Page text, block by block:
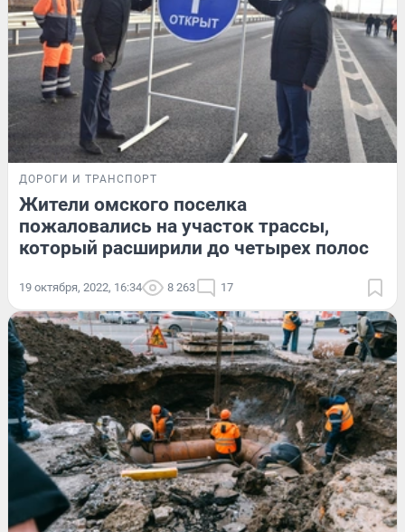
ДОРОГИ И ТРАНСПОРТ
Жители омского поселка
пожаловались на участок трассы,
который расширили до четырех полос
19 октября, 2022, 16:34 8 263 17